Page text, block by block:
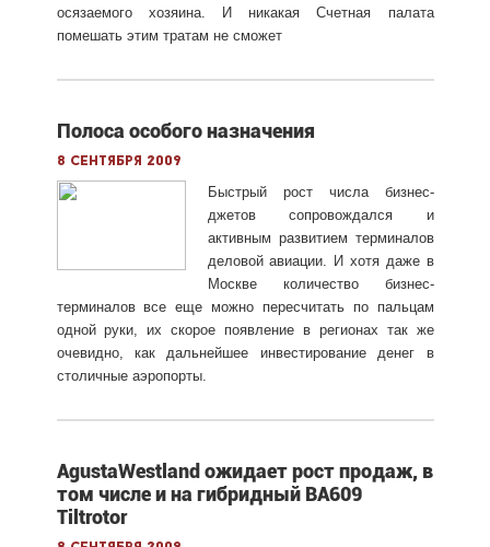
осязаемого хозяина. И никакая Счетная палата
помешать этим тратам не сможет
Полоса особого назначения
8 сентября 2009
Быстрый рост числа бизнес-
джетов сопровождался и
активным развитием терминалов
деловой авиации. И хотя даже в
Москве количество бизнес-
терминалов все еще можно пересчитать по пальцам
одной руки, их скорое появление в регионах так же
очевидно, как дальнейшее инвестирование денег в
столичные аэропорты.
AgustaWestland ожидает рост продаж, в
том числе и на гибридный BA609
Tiltrotor